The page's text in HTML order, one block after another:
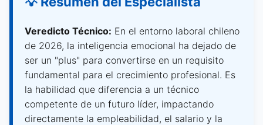
Veredicto Técnico: En el entorno laboral chileno
de 2026, la inteligencia emocional ha dejado de
ser un "plus" para convertirse en un requisito
fundamental para el crecimiento profesional. Es
la habilidad que diferencia a un técnico
competente de un futuro líder, impactando
directamente la empleabilidad, el salario y la